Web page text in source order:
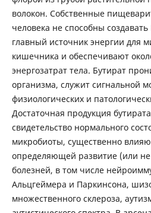
волокон. Собственные
человека не способны
главный источник энергии для
кишечника и обеспечивают
энергозатрат тела. Бутират
организма, служит сигнальной
физиологических и
Достаточная продукция
свидетельство нормального
микробиоты, существенно
определяющей развитие (или
болезней, в том числе
Альцгеймера и Паркинсона,
множественного склероза,